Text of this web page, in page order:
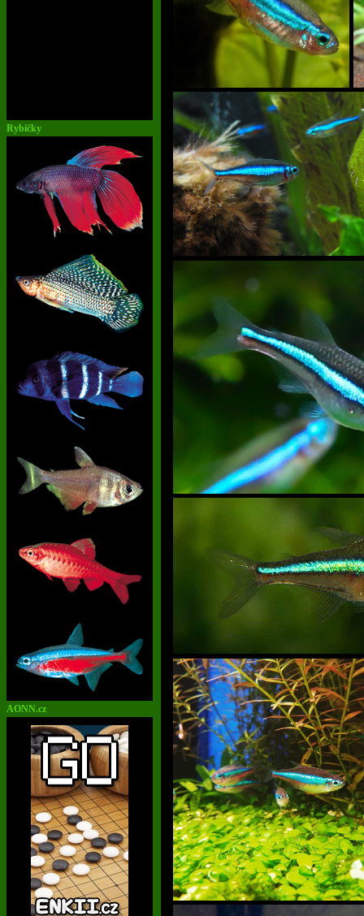
Rybičky
AONN.cz